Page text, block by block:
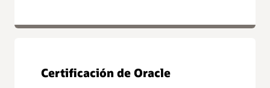
Certificación de Oracle